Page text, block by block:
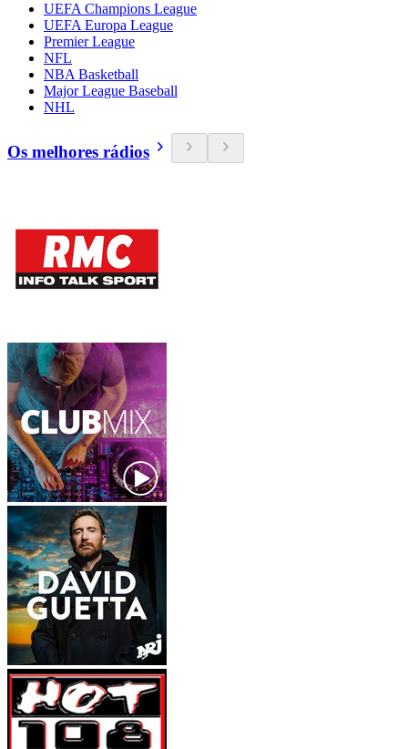
UEFA Champions League
UEFA Europa League
Premier League
NFL
NBA Basketball
Major League Baseball
NHL
Os melhores rádios